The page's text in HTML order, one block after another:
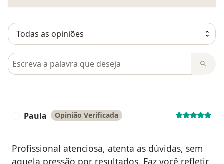
Pesquisar em opiniões
Paula Opinião Verificada
Profissional atenciosa, atenta as dúvidas, sem